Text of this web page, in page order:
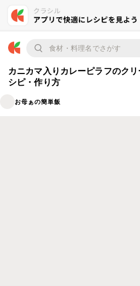
カニカマ入りカレーピラフのク
シピ・作り方
お母ぁの簡単飯